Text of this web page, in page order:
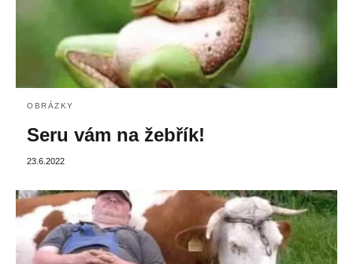
OBRÁZKY
Seru vám na žebřík!
23.6.2022